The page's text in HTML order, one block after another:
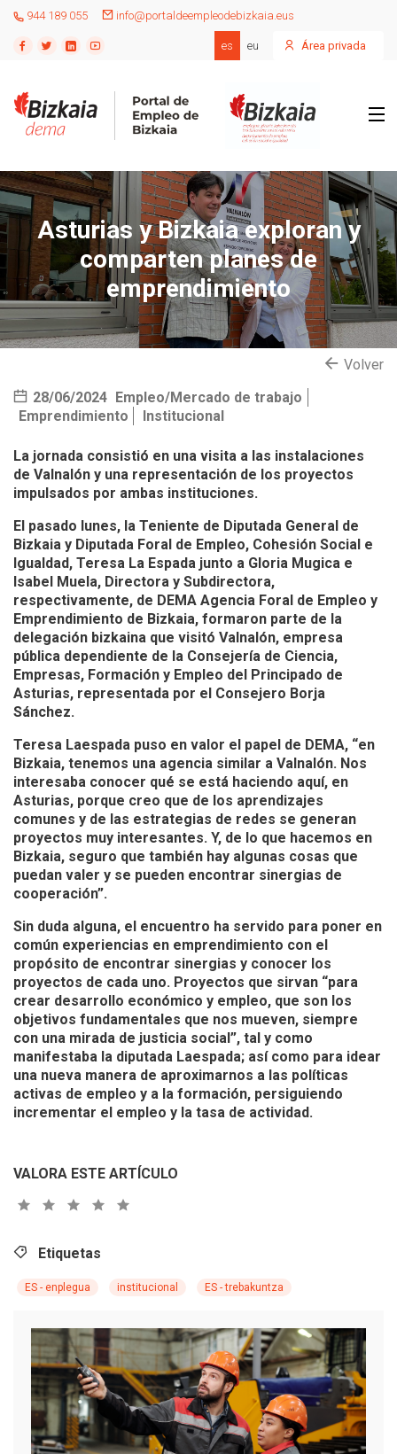
944 189 055 info@portaldeempleodebizkaia.eus
es eu Área privada
Asturias y Bizkaia exploran y
comparten planes de
emprendimiento
Volver
28/06/2024 Empleo/Mercado de trabajo
Emprendimiento
Institucional
La jornada consistió en una visita a las instalaciones
de Valnalón y una representación de los proyectos
impulsados por ambas instituciones.
El pasado lunes, la Teniente de Diputada General de
Bizkaia y Diputada Foral de Empleo, Cohesión Social e
Igualdad, Teresa La Espada junto a Gloria Mugica e
Isabel Muela, Directora y Subdirectora,
respectivamente, de DEMA Agencia Foral de Empleo y
Emprendimiento de Bizkaia, formaron parte de la
delegación bizkaina que visitó Valnalón, empresa
pública dependiente de la Consejería de Ciencia,
Empresas, Formación y Empleo del Principado de
Asturias, representada por el Consejero Borja
Sánchez.
Teresa Laespada puso en valor el papel de DEMA, “en
Bizkaia, tenemos una agencia similar a Valnalón. Nos
interesaba conocer qué se está haciendo aquí, en
Asturias, porque creo que de los aprendizajes
comunes y de las estrategias de redes se generan
proyectos muy interesantes. Y, de lo que hacemos en
Bizkaia, seguro que también hay algunas cosas que
puedan valer y se pueden encontrar sinergias de
cooperación”.
Sin duda alguna, el encuentro ha servido para poner en
común experiencias en emprendimiento con el
propósito de encontrar sinergias y conocer los
proyectos de cada uno. Proyectos que sirvan “para
crear desarrollo económico y empleo, que son los
objetivos fundamentales que nos mueven, siempre
con una mirada de justicia social”, tal y como
manifestaba la diputada Laespada; así como para idear
una nueva manera de aproximarnos a las políticas
activas de empleo y a la formación, persiguiendo
incrementar el empleo y la tasa de actividad.
VALORA ESTE ARTÍCULO
Etiquetas
ES - enplegua institucional ES - trebakuntza